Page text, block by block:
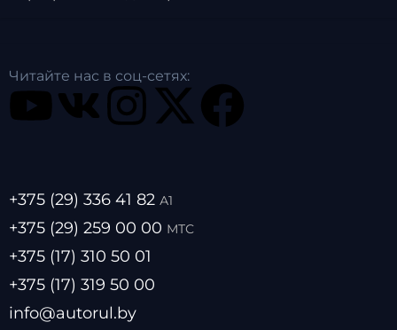
Читайте нас в соц-сетях:
+375 (29) 336 41 82 А1
+375 (29) 259 00 00 МТС
+375 (17) 310 50 01
+375 (17) 319 50 00
info@autorul.by